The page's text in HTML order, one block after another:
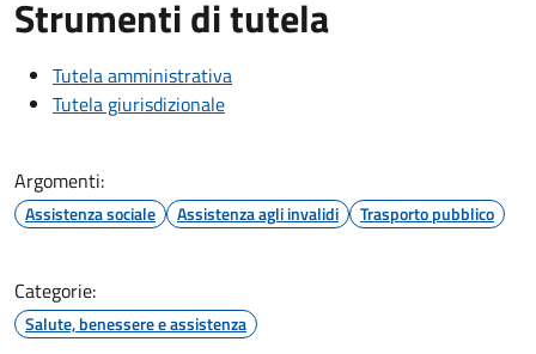
Strumenti di tutela
Tutela amministrativa
Tutela giurisdizionale
Argomenti:
Assistenza sociale Assistenza agli invalidi Trasporto pubblico
Categorie:
Salute, benessere e assistenza